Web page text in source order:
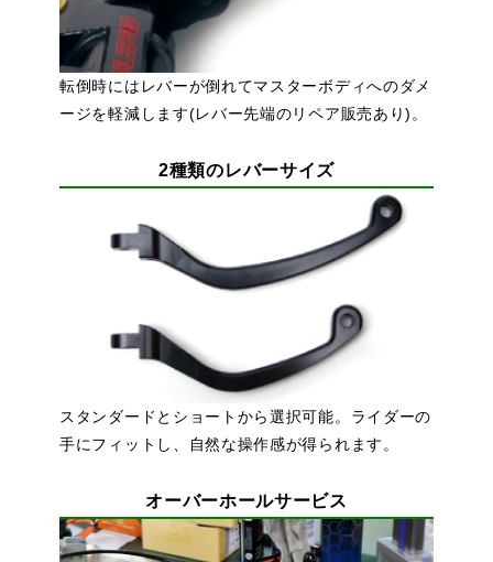
転倒時にはレバーが倒れてマスターボディへのダメ
ージを軽減します(レバー先端のリペア販売あり)。
2種類のレバーサイズ
スタンダードとショートから選択可能。ライダーの
手にフィットし、自然な操作感が得られます。
オーバーホールサービス